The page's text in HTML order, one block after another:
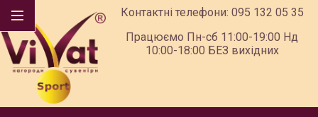
Контактні телефони: 095 132 05 35
Працюємо Пн-сб 11:00-19:00 Нд
10:00-18:00 БЕЗ вихідних